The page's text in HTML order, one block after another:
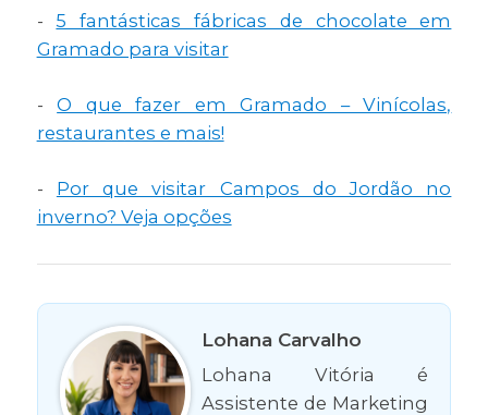
-5 fantásticas fábricas de chocolate em
Gramado para visitar
-O que fazer em Gramado – Vinícolas,
restaurantes e mais!
- Por que visitar Campos do Jordão no
inverno? Veja opções
Lohana Carvalho
Lohana Vitória é
Assistente de Marketing